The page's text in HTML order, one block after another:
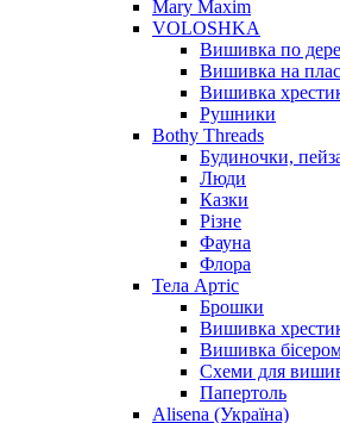
Mary Maxim
VOLOSHKA
Вишивка по
Вишивка на
Вишивка
Рушники
Bothy Threads
Будиночки,
Люди
Казки
Різне
Фауна
Флора
Тела Артіс
Брошки
Вишивка
Вишивка
Схеми для
Папертоль
Alisena (Україна)